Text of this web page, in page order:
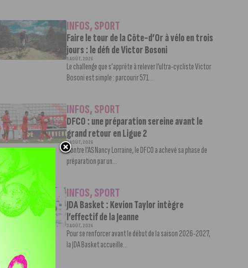
INFOS,SPORT
Faire le tour de la Côte-d’Or à vélo en trois
jours : le défi de Victor Bosoni
5 AOÛT, 2026
Le challenge que s’apprête à relever l’ultra-cycliste Victor
Bosoni est simple : parcourir 571...
INFOS,SPORT
DFCO : une préparation sereine avant le
grand retour en Ligue 2
3 AOÛT, 2026
Contre l’AS Nancy Lorraine, le DFCO a achevé sa phase de
préparation par un...
INFOS,SPORT
JDA Basket : Kevion Taylor intègre
l’effectif de la Jeanne
3 AOÛT, 2026
Pour se renforcer avant le début de la saison 2026-2027,
la JDA Basket accueille...